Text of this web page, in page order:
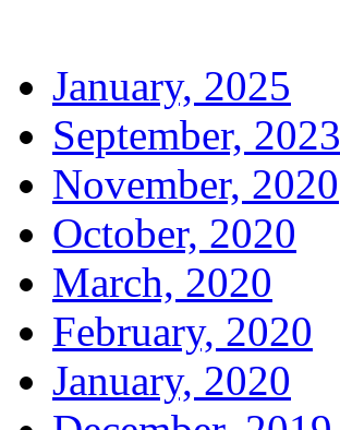
January, 2025
September, 2023
November, 2020
October, 2020
March, 2020
February, 2020
January, 2020